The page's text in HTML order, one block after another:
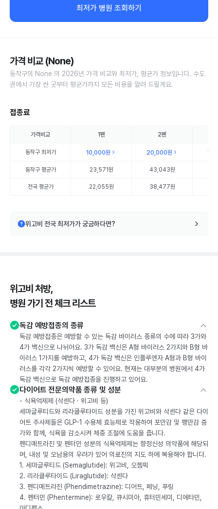
최저가 병원 조회하기
가격 비교 (None)
동작구의 None 의 2026년 가격 비교와 최저가, 평균가 정보입니다. 수도
권에서 가장 싼 곳부터 평균가까지 모든 비용을 알려 드릴게요.
접종료
가격비교 1펜 2펜
동작구최저가 10,000원 20,000원
동작구평균가 23,571원 43,043원
전국 평균가 22,055원 38,477원
위고비 전국 최저가가 궁금하다면?
위고비 처방,
병원 가기 전 체크 리스트
독감 예방접종의 종류
독감 예방접종은 예방할 수 있는 독감 바이러스 종류의 수에 따라 3가와
4가 백신으로 나뉘어요. 3가 독감 백신은 A형 바이러스 2가지와 B형 바
이러스 1가지를 예방하고, 4가 독감 백신은 인플루엔자 A형과 B형 바이
러스를 각각 2가지씩 예방할 수 있어요. 현재는 대부분의 병원에서 4가
독감 백신으로 독감 예방접종을 진행하고 있어요.
다이어트 전문의약품 종류 및 성분
- 식욕억제제 (삭센다 · 위고비 등)
세마글루티드와 리라클루타이드 성분을 가진 위고비와 삭센다 같은 다이
어트 주사제들은 GLP-1 수용체 효능제로 작용하여 포만감 및 팽만감 증
가와 함께, 식욕을 감소시켜 체중 조절에 도움을 줍니다.
펜디메트라진 및 펜터민 성분의 식욕억제제는 향정신성 의약품에 해당되
며, 내성 및 오남용의 우려가 있어 의료진의 지도 하에 복용해야 합니다.
1. 세마글루티드 (Semaglutide): 위고비, 오젬픽
2. 리라클루타이드 (Liraglutide): 삭센다
3. 펜디메트라진 (Phendimetrazine): 디어트, 페닝, 푸링
4. 펜터민 (Phentermine): 로우칼, 큐시미아, 휴터민세미, 디에타민,